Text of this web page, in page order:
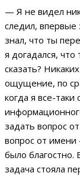
— Я не видел
следил, впервые
знал, что ты
я догадался,
сказать?
ощущение, по
когда я все-таки
задать вопрос
вопрос от имени
было благостно.
задача стояла